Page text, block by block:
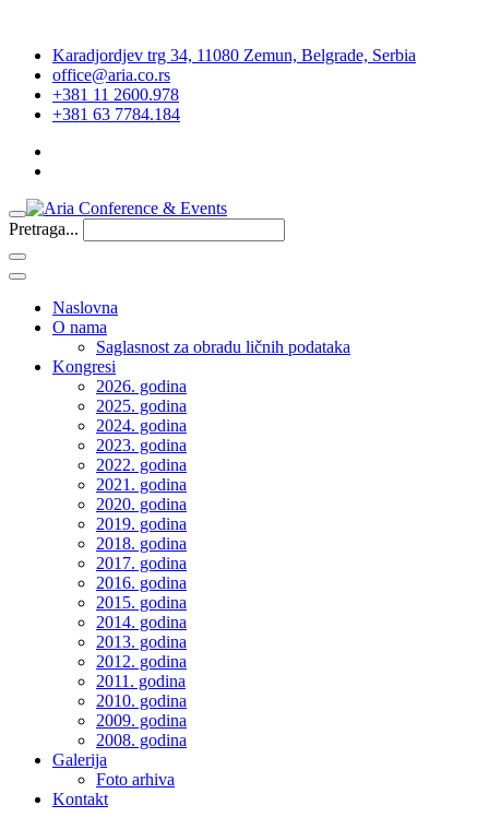
Karadjordjev trg 34, 11080 Zemun, Belgrade, Serbia
office@aria.co.rs
+381 11 2600.978
+381 63 7784.184
Pretraga...
Naslovna
O nama
Saglasnost za obradu ličnih podataka
Kongresi
2026. godina
2025. godina
2024. godina
2023. godina
2022. godina
2021. godina
2020. godina
2019. godina
2018. godina
2017. godina
2016. godina
2015. godina
2014. godina
2013. godina
2012. godina
2011. godina
2010. godina
2009. godina
2008. godina
Galerija
Foto arhiva
Kontakt